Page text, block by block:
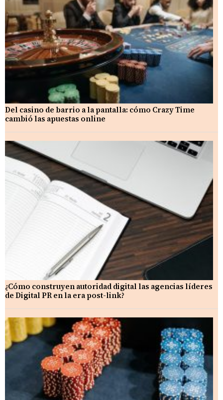
Del casino de barrio a la pantalla: cómo Crazy Time
cambió las apuestas online
¿Cómo construyen autoridad digital las agencias líderes
de Digital PR en la era post-link?